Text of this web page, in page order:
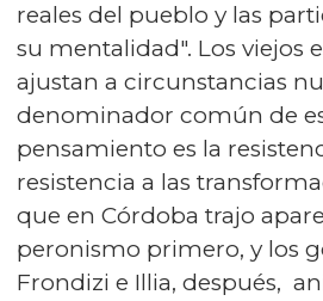
reales del pueblo y las
su mentalidad". Los viejos
ajustan a circunstancias
denominador común de
pensamiento es la
resistencia a las
que en Córdoba trajo
peronismo primero, y los
Frondizi e Illia, después,